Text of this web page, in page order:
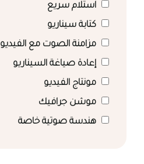
استلام سريع
كتابة سيناريو
مزامنة الصوت مع الفيديو
إعادة صياغة السيناريو
مونتاج الفيديو
موشن جرافيك
هندسة صوتية خاصة